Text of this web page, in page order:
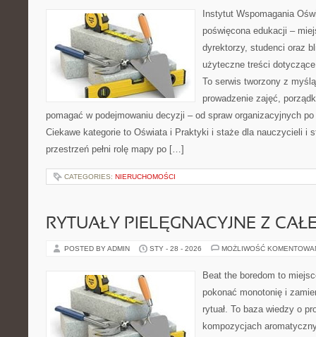
Instytut Wspomagania
poświęcona edukacji –
dyrektorzy, studenci oraz
użyteczne treści
To serwis tworzony z
prowadzenie zajęć,
pomagać w podejmowaniu decyzji – od spraw organizacyjnych
Ciekawe kategorie to Oświata i Praktyki i staże dla nauczycieli i
przestrzeń pełni rolę mapy po […]
CATEGORIES: NIERUCHOMOŚCI
RYTUAŁY PIELĘGNACYJNE Z
POSTED BY ADMIN STY - 28 - 2026 MOŻLIWOŚĆ
Beat the boredom to
pokonać monotonię i
rytuał. To baza wiedzy o
kompozycjach